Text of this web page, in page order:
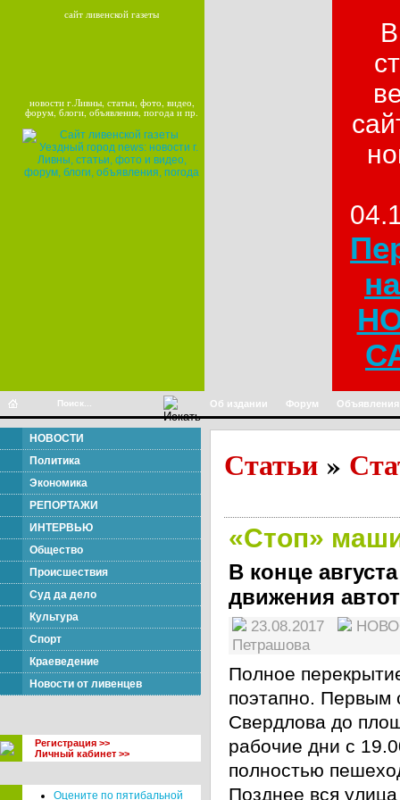
сайт ливенской газеты
новости г.Ливны, статьи, фото, видео,
форум, блоги, объявления, погода и пр.
Об издании Форум Объявления
НОВОСТИ
Политика
Экономика
РЕПОРТАЖИ
ИНТЕРВЬЮ
Общество
Происшествия
Суд да дело
Культура
Спорт
Краеведение
Новости от ливенцев
Регистрация >>
Личный кабинет >>
Оцените по пятибальной
Статьи »
«Стоп»
В конце
движения
23.08.2017
Петрашова
Полное
поэтапно. Первым
Свердлова до
рабочие дни с
полностью
Позднее вся